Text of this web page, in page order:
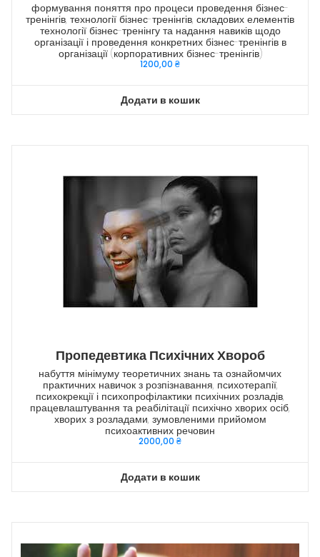
формування поняття про процеси проведення бізнес-
тренінгів, технології бізнес-тренінгів, складових елементів
технології бізнес-тренінгу та надання навиків щодо
організації і проведення конкретних бізнес-тренінгів в
організації (корпоративних бізнес-тренінгів)
1200,00 ₴
Додати в кошик
Пропедевтика Психічних Хвороб
набуття мінімуму теоретичних знань та ознайомчих
практичних навичок з розпізнавання, психотерапії,
психокрекції і психопрофілактики психічних розладів,
працевлаштування та реабілітації психічно хворих осіб,
хворих з розладами, зумовленими прийомом
психоактивних речовин
2000,00 ₴
Додати в кошик